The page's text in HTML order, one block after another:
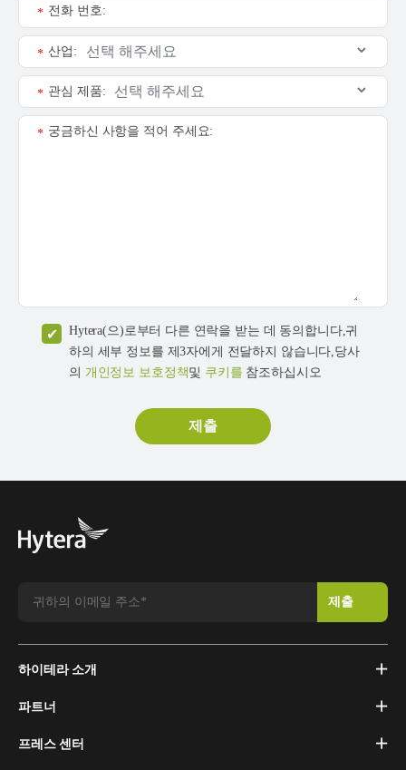
전화 번호:
*
산업:
*
관심 제품:
*
궁금하신 사항을 적어 주세요:
*
Hytera(으)로부터 다른 연락을 받는 데 동의합니다,귀
하의 세부 정보를 제3자에게 전달하지 않습니다,당사
의 개인정보 보호정책및 쿠키를 참조하십시오
하이테라 소개
파트너
프레스 센터